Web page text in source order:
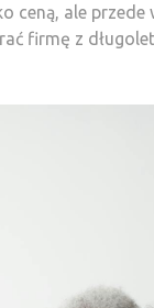
ceną, ale
firmę z